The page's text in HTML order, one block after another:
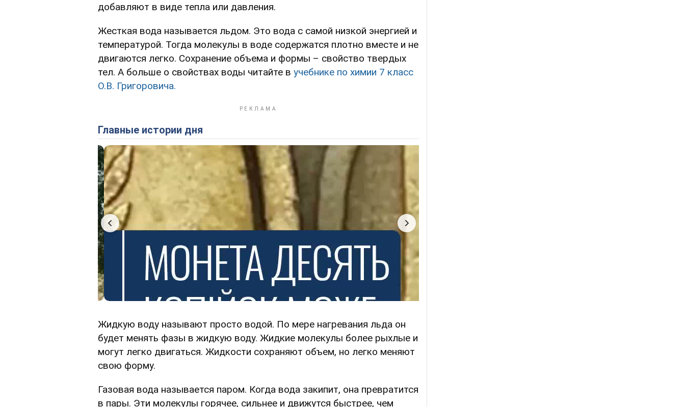
добавляют в виде тепла или давления.
Жесткая вода называется льдом. Это вода с самой низкой энергией и
температурой. Тогда молекулы в воде содержатся плотно вместе и не
двигаются легко. Сохранение объема и формы – свойство твердых
тел. А больше о свойствах воды читайте в учебнике по химии 7 класс
О.В. Григоровича.
Главные истории дня
Жидкую воду называют просто водой. По мере нагревания льда он
будет менять фазы в жидкую воду. Жидкие молекулы более рыхлые и
могут легко двигаться. Жидкости сохраняют объем, но легко меняют
свою форму.
Газовая вода называется паром. Когда вода закипит, она превратится
в пары. Эти молекулы горячее, сильнее и движутся быстрее, чем